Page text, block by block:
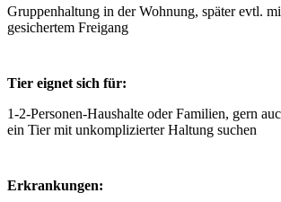
Gruppenhaltung in der Wohnung, später evtl.
gesichertem Freigang
Tier eignet sich für:
1-2-Personen-Haushalte oder Familien, gern
ein Tier mit unkomplizierter Haltung suchen
Erkrankungen: